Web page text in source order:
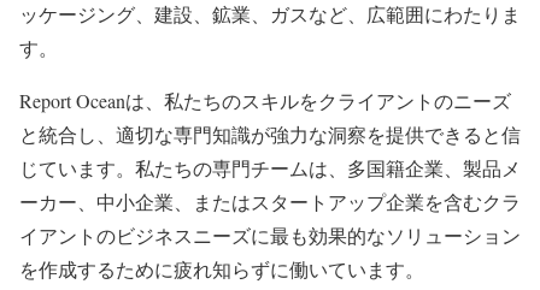
ッケージング、建設、鉱業、ガスなど、広範囲にわたりま
す。
Report Oceanは、私たちのスキルをクライアントのニーズ
と統合し、適切な専門知識が強力な洞察を提供できると信
じています。私たちの専門チームは、多国籍企業、製品メ
ーカー、中小企業、またはスタートアップ企業を含むクラ
イアントのビジネスニーズに最も効果的なソリューション
を作成するために疲れ知らずに働いています。